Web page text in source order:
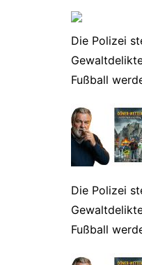
Die Polizei
Fußball
​Die Polizei
Fußball